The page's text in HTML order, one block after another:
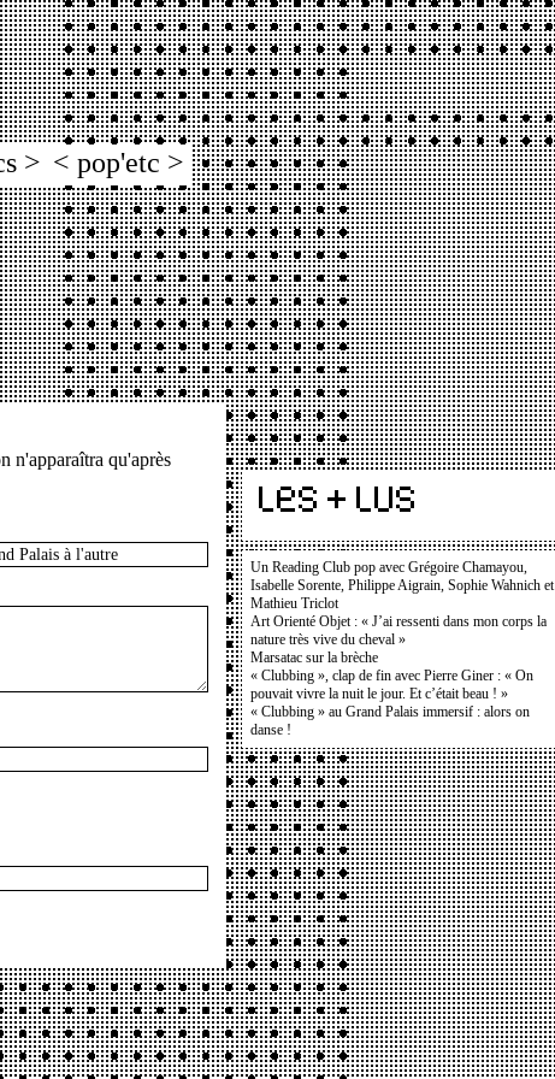
> < pop'etc >
n'apparaîtra qu'après
Un Reading Club pop avec Grégoire Chamayou,
Isabelle Sorente, Philippe Aigrain, Sophie Wahnich et
Mathieu Triclot
Art Orienté Objet : « J’ai ressenti dans mon corps la
nature très vive du cheval »
Marsatac sur la brèche
« Clubbing », clap de fin avec Pierre Giner : « On
pouvait vivre la nuit le jour. Et c’était beau ! »
« Clubbing » au Grand Palais immersif : alors on
danse !